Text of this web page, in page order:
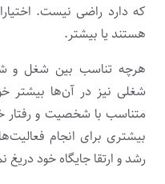
که دارد راضی نیست‌.
هستند یا بیشتر.
هرچه تناسب بین شغل و
شغلی نیز در آن‌ها بیشتر
متناسب با شخصیت و رفتار
بیشتری برای انجام
رشد و ارتقا جایگاه خود دریغ